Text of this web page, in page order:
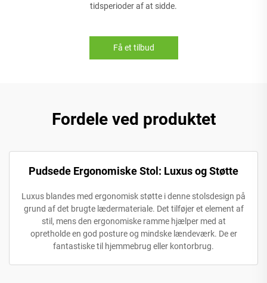
tidsperioder af at sidde.
Få et tilbud
Fordele ved produktet
Pudsede Ergonomiske Stol: Luxus og Støtte
Luxus blandes med ergonomisk støtte i denne stolsdesign på
grund af det brugte lædermateriale. Det tilføjer et element af
stil, mens den ergonomiske ramme hjælper med at
opretholde en god posture og mindske lændeværk. De er
fantastiske til hjemmebrug eller kontorbrug.